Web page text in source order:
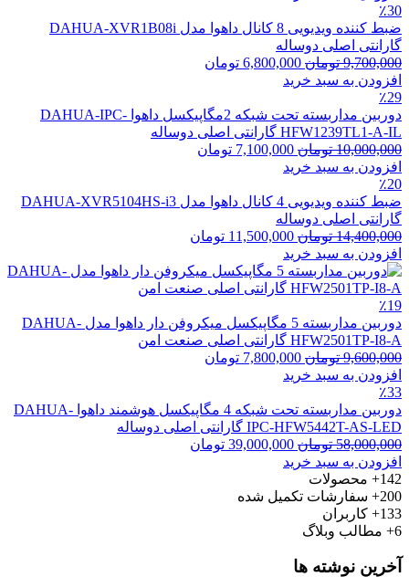
٪30
ضبط کننده ویدیویی 8 کانال داهوا مدل DAHUA-XVR1B08i
گارانتی اصلی دوساله
9,700,000 تومان 6,800,000 تومان
افزودن به سبد خرید
٪29
دوربین مداربسته تحت شبکه 2مگاپیکسل داهوا DAHUA-IPC-
HFW1239TL1-A-IL گارانتی اصلی دوساله
10,000,000 تومان 7,100,000 تومان
افزودن به سبد خرید
٪20
ضبط کننده ویدیویی 4 کانال داهوا مدل DAHUA-XVR5104HS-i3
گارانتی اصلی دوساله
14,400,000 تومان 11,500,000 تومان
افزودن به سبد خرید
٪19
دوربین مداربسته 5 مگاپیکسل میکروفن دار داهوا مدل DAHUA-
HFW2501TP-I8-A گارانتی اصلی صنعت امن
9,600,000 تومان 7,800,000 تومان
افزودن به سبد خرید
٪33
دوربین مداربسته تحت شبکه 4 مگاپیکسل هوشمند داهوا DAHUA-
IPC-HFW5442T-AS-LED گارانتی اصلی دوساله
58,000,000 تومان 39,000,000 تومان
افزودن به سبد خرید
142+
محصولات
200+
سفارشات تکمیل شده
133+
کاربران
6+
مطالب وبلاگ
آخرین نوشته ها